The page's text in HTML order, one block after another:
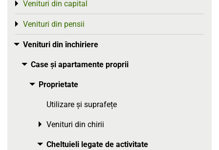
Venituri din capital
Toggle menu
Venituri din pensii
Toggle menu
Venituri din închiriere
Toggle menu
Case și apartamente proprii
Toggle menu
Proprietate
Toggle menu
Utilizare și suprafețe
Venituri din chirii
Toggle menu
Cheltuieli legate de activitate
Toggle menu